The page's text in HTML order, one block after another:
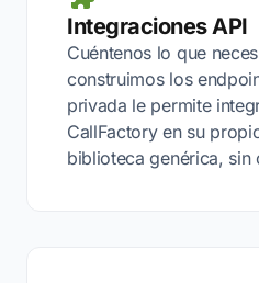
Integraciones API
Cuéntenos lo que
construimos los
privada le permite
CallFactory en su
biblioteca genérica,